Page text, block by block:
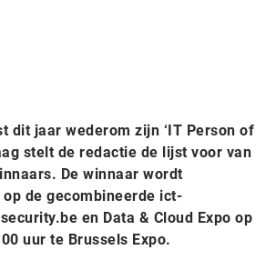
dit jaar wederom zijn ‘IT Person of
stelt de redactie de lijst voor van
De winnaar wordt
de gecombineerde ict-
en Data & Cloud Expo op
uur te Brussels Expo.